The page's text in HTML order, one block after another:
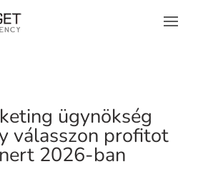
ügynökség
válasszon profitot
2026-ban